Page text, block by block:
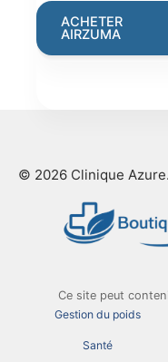
was:
€199.00.
ACHETER
AIRZUMA
© 2026 Clinique
Ce site peut
Gestion du poids
Santé